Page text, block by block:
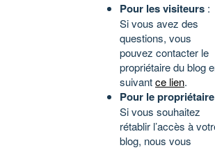
Pour les visiteurs :
Si vous avez des
questions, vous
pouvez contacter le
propriétaire du blog
suivantce lien.
Pour le propriétaire
Si vous souhaitez
rétablir l’accès à
blog, nous vous